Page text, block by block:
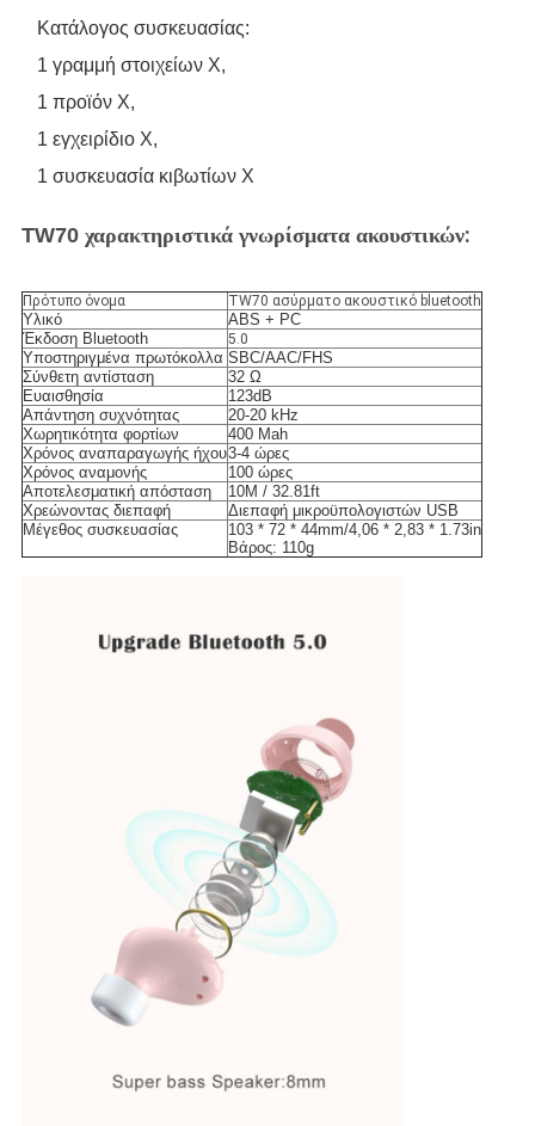
Κατάλογος συσκευασίας:
1 γραμμή στοιχείων Χ,
1 προϊόν Χ,
1 εγχειρίδιο Χ,
1 συσκευασία κιβωτίων Χ
TW70χαρακτηριστικά γνωρίσματα ακουστικών:
Πρότυπο όνομα TW70 ασύρματο ακουστικό bluetooth
Υλικό
ABS + PC
Έκδοση Bluetooth
5.0
Υποστηριγμένα πρωτόκολλα SBC/AAC/FHS
Σύνθετη αντίσταση
32 Ω
Ευαισθησία
123dB
Απάντηση συχνότητας
20-20 kHz
Χωρητικότητα φορτίων
400 Mah
Χρόνος αναπαραγωγής ήχου3-4 ώρες
Χρόνος αναμονής
100 ώρες
Αποτελεσματική απόσταση
10M / 32.81ft
Χρεώνοντας διεπαφή
Διεπαφή μικροϋπολογιστών USB
Μέγεθος συσκευασίας
103 * 72 * 44mm/4,06 * 2,83 * 1.73in
Βάρος: 110g